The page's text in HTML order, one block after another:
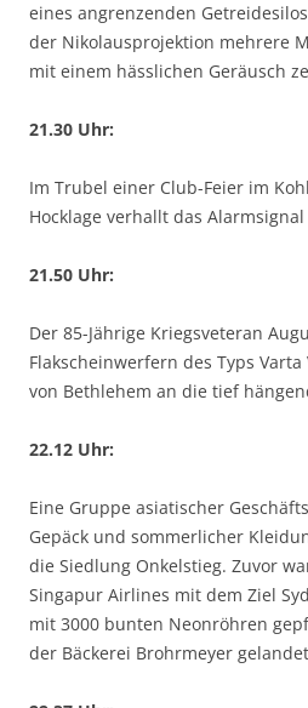
eines angrenzenden
der Nikolausprojektion mehrere
mit einem hässlichen Geräusch
21.30 Uhr:
Im Trubel einer Club-Feier im
Hocklage verhallt das
21.50 Uhr:
Der 85-Jährige Kriegsveteran
Flakscheinwerfern des Typs
von Bethlehem an die tief
22.12 Uhr:
Eine Gruppe asiatischer
Gepäck und sommerlicher
die Siedlung Onkelstieg. Zuvor
Singapur Airlines mit dem Ziel
mit 3000 bunten Neonröhren
der Bäckerei Brohrmeyer